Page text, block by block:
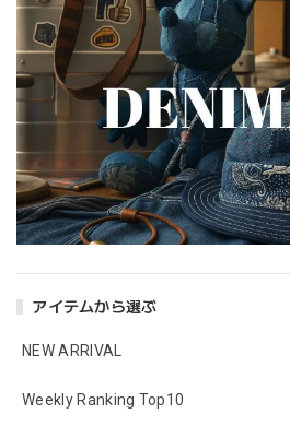
アイテムから選ぶ
NEW ARRIVAL
Weekly Ranking Top10